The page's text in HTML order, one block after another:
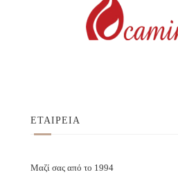
ΕΤΑΙΡΕΙΑ
Μαζί σας από το 1994